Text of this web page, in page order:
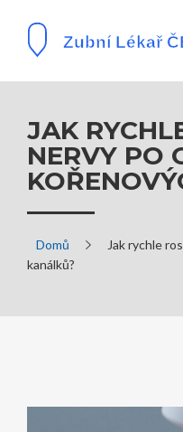
JAK
NERVY PO
Domů
Jak rychle
kanálků?